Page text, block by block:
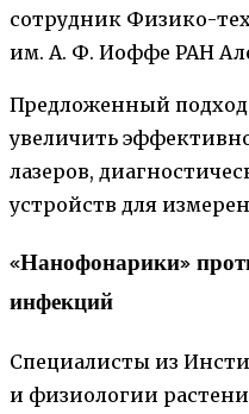
сотрудник Физико-
им. А. Ф. Иоффе РАН
Предложенный подход
увеличить
лазеров,
устройств для
«Нанофонарики»
инфекций
Специалисты из
и физиологии